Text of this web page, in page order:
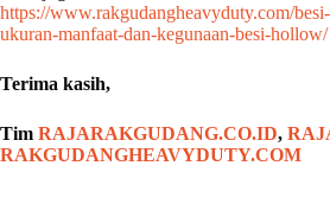
https://www.rakgudangheavyduty.com/
ukuran-manfaat-dan-kegunaan-besi-hollow/
Terima kasih,
Tim RAJARAKGUDANG.CO.ID,
RAKGUDANGHEAVYDUTY.COM